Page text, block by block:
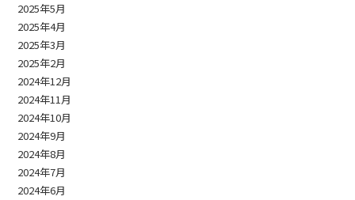
2025年5月
2025年4月
2025年3月
2025年2月
2024年12月
2024年11月
2024年10月
2024年9月
2024年8月
2024年7月
2024年6月